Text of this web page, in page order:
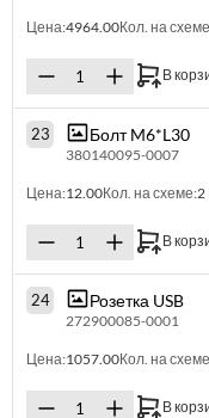
Цена:4964.00Кол. на
В
23 Болт M6*L30
380140095-0007
Цена:12.00Кол. на схеме:2
В
24 Розетка USB
272900085-0001
Цена:1057.00Кол. на
В